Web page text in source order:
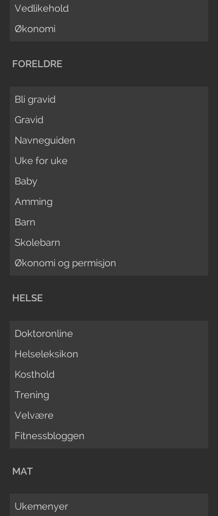
Vedlikehold
Økonomi
FORELDRE
Bli gravid
Gravid
Navneguiden
Uke for uke
Baby
Amming
Barn
Skolebarn
Økonomi og permisjon
HELSE
Doktoronline
Helseleksikon
Kosthold
Trening
Velvære
Fitnessbloggen
MAT
Ukemenyer